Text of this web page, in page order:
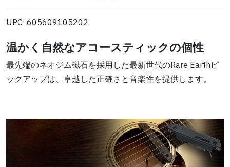
UPC: 605609105202
温かく自然なアコースティックの個性
最先端のネオジム磁石を採用した最新世代のRare Earthピ
ックアップは、卓越した正確さと音楽性を提供します。